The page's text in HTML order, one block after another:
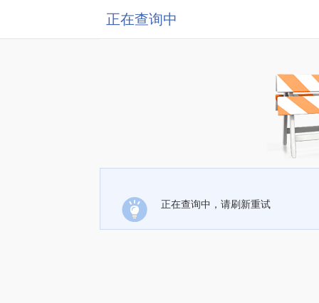
正在查询中
正在查询中，请刷新重试